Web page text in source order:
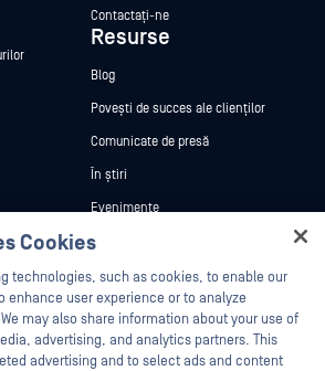
Contactați-ne
Resurse
Blog
Povești de succes ale clienților
Comunicate de presă
În știri
Evenimente
Webinare
Fișe de date
Cărți albe
Instrumente gratuite
Cookies
technologies, such as cookies, to enable our
user experience or to analyze
may also share information about your use of
advertising, and analytics partners. This
advertising and to select ads and content
there!
Ozzy, your OPSWAT virtual assistant.
How can I help you secure what's critical